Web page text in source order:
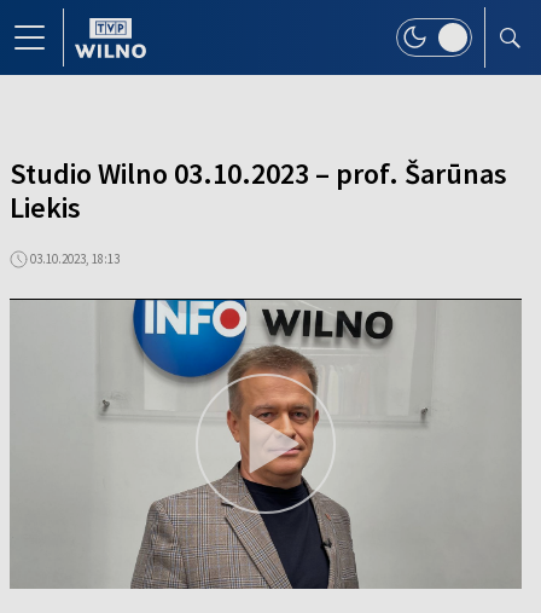
Studio Wilno 03.10.2023 – prof. Šarūnas
Liekis
03.10.2023, 18:13